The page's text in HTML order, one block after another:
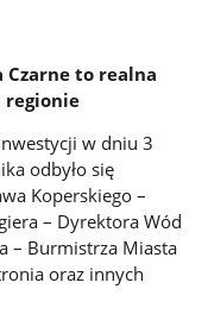
Czarne to realna
regionie
w dniu 3
odbyło się
Koperskiego –
– Dyrektora Wód
– Burmistrza Miasta
oraz innych